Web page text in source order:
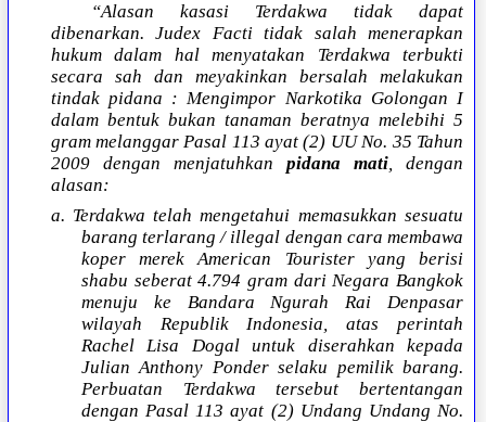
“Alasan kasasi Terdakwa tidak dapat
dibenarkan. Judex Facti tidak salah menerapkan
hukum dalam hal menyatakan Terdakwa terbukti
secara sah dan meyakinkan bersalah melakukan
tindak pidana : Mengimpor Narkotika Golongan I
dalam bentuk bukan tanaman beratnya melebihi 5
gram melanggar Pasal 113 ayat (2) UU No. 35 Tahun
2009 dengan menjatuhkan pidana mati, dengan
alasan:
a. Terdakwa telah mengetahui memasukkan sesuatu
barang terlarang / illegal dengan cara membawa
koper merek American Tourister yang berisi
shabu seberat 4.794 gram dari Negara Bangkok
menuju ke Bandara Ngurah Rai Denpasar
wilayah Republik Indonesia, atas perintah
Rachel Lisa Dogal untuk diserahkan kepada
Julian Anthony Ponder selaku pemilik barang.
Perbuatan Terdakwa tersebut bertentangan
dengan Pasal 113 ayat (2) Undang Undang No.